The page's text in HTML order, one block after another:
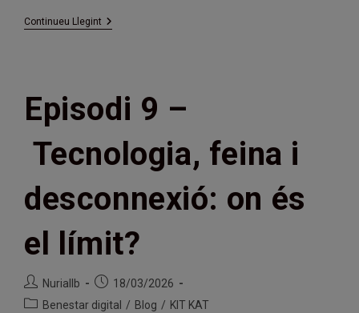
Continueu Llegint5
Per
Repensar
La
Amb
La
Tecnologia
Episodi 9 –
Tecnologia, feina i
desconnexió: on és
el límit?
Autor
de
Nuriallb
Entrada
publicada:
18/03/2026
Categoria
Benestar digital / Blog / KIT KAT